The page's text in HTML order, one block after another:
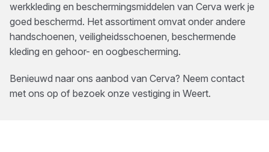
werkkleding en beschermingsmiddelen van Cerva werk je
goed beschermd. Het assortiment omvat onder andere
handschoenen, veiligheidsschoenen, beschermende
kleding en gehoor- en oogbescherming.
Benieuwd naar ons aanbod van Cerva? Neem contact
met ons op of bezoek onze vestiging in Weert.